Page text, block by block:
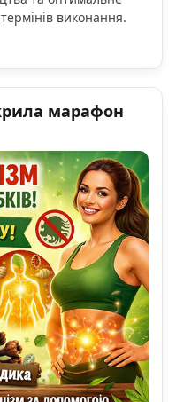
виконання.
марафон